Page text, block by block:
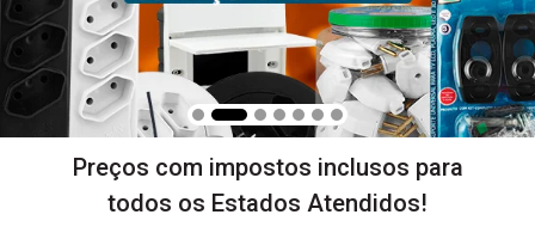
Preços com impostos inclusos para
todos os Estados Atendidos!